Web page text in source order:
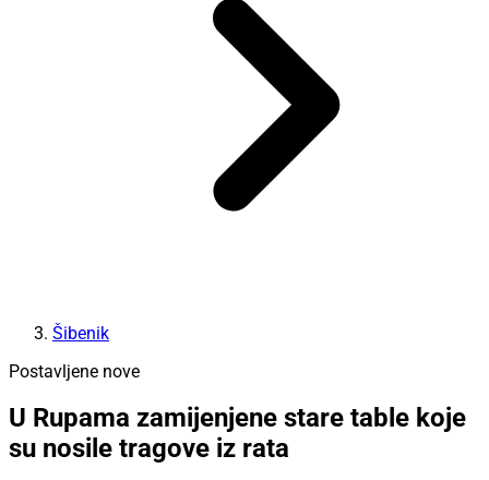
Šibenik
Postavljene nove
U Rupama zamijenjene stare table koje
su nosile tragove iz rata